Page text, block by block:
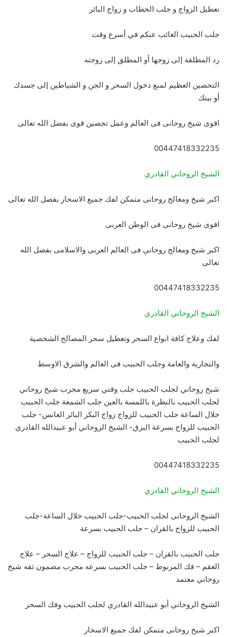
تعطيل الزواج و جلب الخطاب و زواج البائر
جلب الحبيب الغائب عنكم في أسرع وقت
رد المطلقة إلى زوجها أو المطلق إلى زوجته
التحصين العظيم لمنع دخول السحر و الجن و الشياطين إلى جسدك
أو بيتك
اقوى شيخ روحانى فى العالم وعمل تحصين قوى بفضل الله تعالى
00447418332235
الشيخ الروحاني القادري
اكبر شيخ ومعالج روحانى متمكن لفك جميع الاسحار بفضل الله تعالى
اقوى شيخ روحانى فى الوطن العربى
اكبر شيخ ومعالج روحاني فى العالم العربى والاسلامى بفضل الله
تعالى
00447418332235
الشيخ الروحاني القادري
لفك وعلاج كافة انواع السحر وتعطيل سحر المصالح الشخصية
والتجارية والعامة وجلب الحبيب فى العالم والشرق الاوسط
شيخ روحاني لجلب الحبيب جلب وقتي سريع مجرب شيخ روحاني
لجلب الحبيب بالنظرة باللمسة بالعين جلب الشمعة جلب الحبيب
خلال الساعة جلب الحبيب للزواج زواج البكر البائر العانس- جلب
الحبيب للزواج بسرعة البرق- الشيخ الروحاني أبو عبيدالله القادري
لجلب الحبيب
00447418332235
الشيخ الروحاني القادري
الشيخ الروحانى لجلب الحبيب-جلب الحبيب خلال الساعة-جلب
الحبيب للزواج بالقران – جلب الحبيب بسرعة
جلب الحبيب بالقران – جلب الحبيب للزواج – علاج السحر – علاج
العقم – فك المربوط – جلب الحبيب بسرعه مجرب مضمون ثقه شيخ
روحاني معتمد
الشيخ الروحاني أبو عبيدالله القادري لجلب الحبيب وفك السحر
اكبر شيخ روحانى متمكن لفك جميع الاسحار